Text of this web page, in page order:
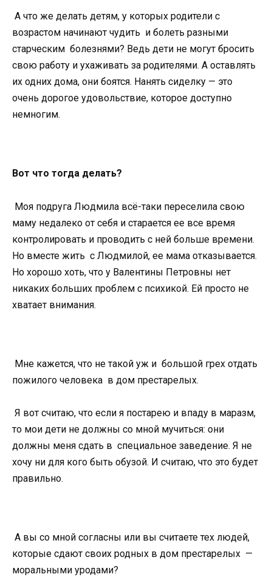
А что же делать детям, у которых родители с
возрастом начинают чудить и болеть разными
старческим болезнями? Ведь дети не могут бросить
свою работу и ухаживать за родителями. А оставлять
их одних дома, они боятся. Нанять сиделку — это
очень дорогое удовольствие, которое доступно
немногим.
Вот что тогда делать?
Моя подруга Людмила всё-таки переселила свою
маму недалеко от себя и старается ее все время
контролировать и проводить с ней больше времени.
Но вместе жить с Людмилой, ее мама отказывается.
Но хорошо хоть, что у Валентины Петровны нет
никаких больших проблем с психикой. Ей просто не
хватает внимания.
Мне кажется, что не такой уж и большой грех отдать
пожилого человека в дом престарелых.
Я вот считаю, что если я постарею и впаду в маразм,
то мои дети не должны со мной мучиться: они
должны меня сдать в специальное заведение. Я не
хочу ни для кого быть обузой. И считаю, что это будет
правильно.
А вы со мной согласны или вы считаете тех людей,
которые сдают своих родных в дом престарелых —
моральными уродами?